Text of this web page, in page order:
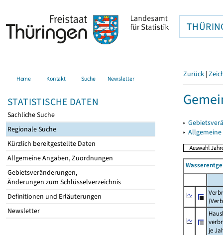
Home Kontakt Suche Newsletter
STATISTISCHE DATEN
Sachliche Suche
Regionale Suche
Kürzlich bereitgestellte Daten
Allgemeine Angaben, Zuordnungen
Gebietsveränderungen,
Änderungen zum Schlüsselverzeichnis
Definitionen und Erläuterungen
Newsletter
Zurück |
▸
▸
je